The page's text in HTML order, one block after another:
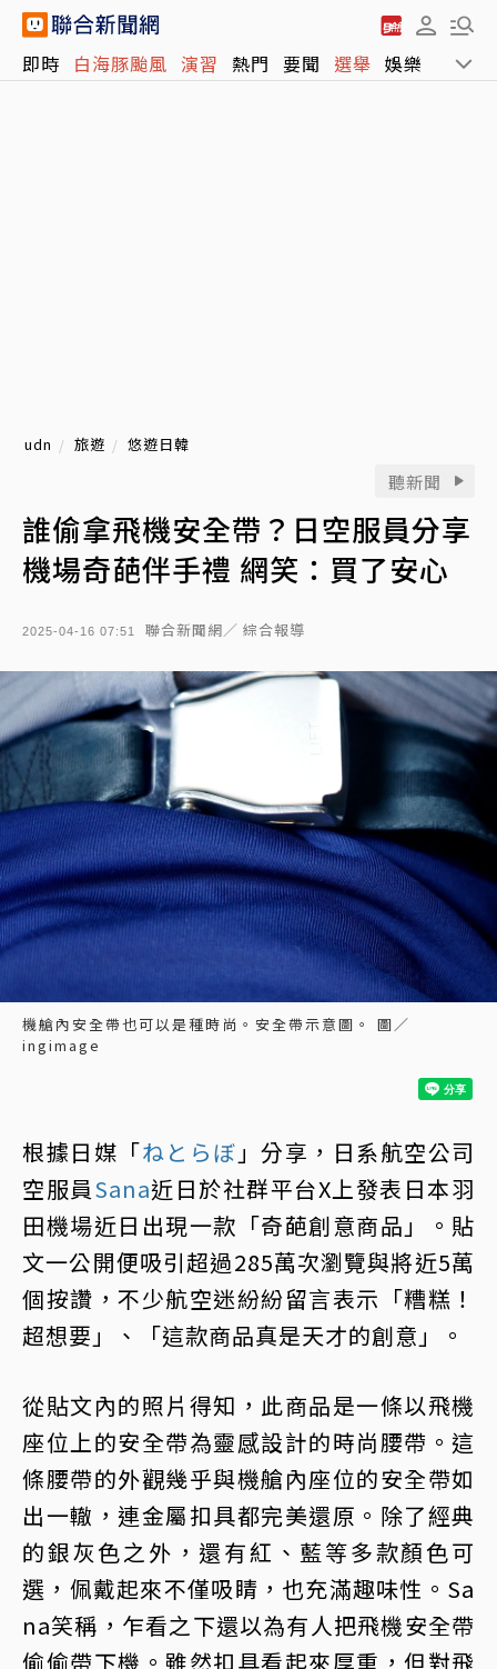
即時 白海豚颱風 演習 熱門 要聞 選舉 娛樂 運動
udn 旅遊 悠遊日韓
聽新聞
誰偷拿飛機安全帶？日空服員分享
機場奇葩伴手禮 網笑：買了安心
2025-04-16 07:51 聯合新聞網／ 綜合報導
機艙內安全帶也可以是種時尚。安全帶示意圖。 圖／
ingimage
根據日媒「ねとらぼ 」分享，日系航空公司
空服員Sana近日於社群平台X上發表日本羽
田機場近日出現一款「奇葩創意商品」。貼
文一公開便吸引超過285萬次瀏覽與將近5萬
個按讚，不少航空迷紛紛留言表示「糟糕！
超想要」、「這款商品真是天才的創意」。
從貼文內的照片得知，此商品是一條以飛機
座位上的安全帶為靈感設計的時尚腰帶。這
條腰帶的外觀幾乎與機艙內座位的安全帶如
出一轍，連金屬扣具都完美還原。除了經典
的銀灰色之外，還有紅、藍等多款顏色可
選，佩戴起來不僅吸睛，也充滿趣味性。Sa
na笑稱，乍看之下還以為有人把飛機安全帶
偷偷帶下機。雖然扣具看起來厚重，但對飛